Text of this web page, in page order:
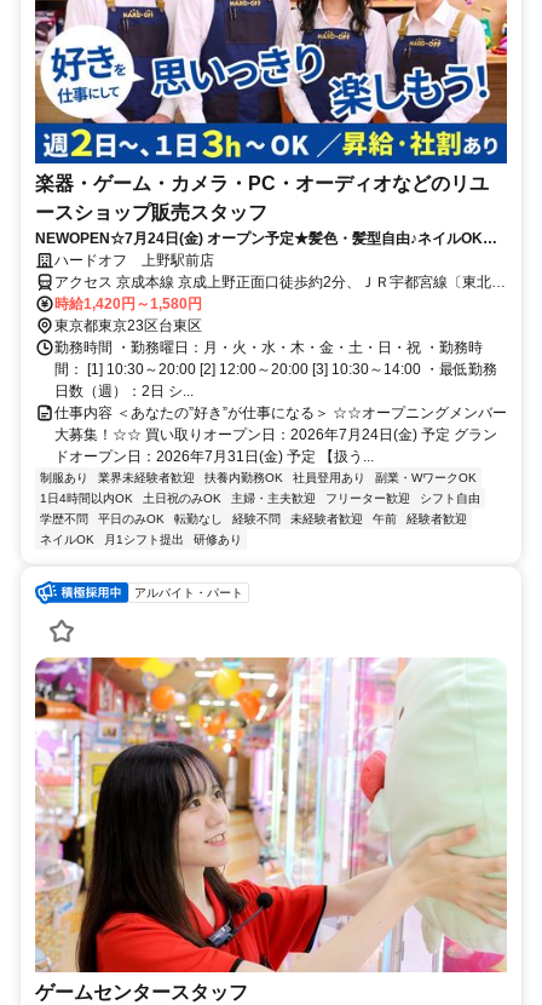
楽器・ゲーム・カメラ・PC・オーディオなどのリユ
ースショップ販売スタッフ
NEWOPEN☆7月24日(金) オープン予定★髪色・髪型自由♪ネイルOK★
未経験OK！週2日～/短時間・扶養内OK◎＜家事育児とも両立しやすい♪
柔軟シフト＞フリーター・主婦（主夫）歓迎！気に入った商品は社割で
お得にGETできる♪
ハードオフ 上野駅前店
アクセス 京成本線 京成上野正面口徒歩約2分、ＪＲ宇都宮線〔東北本
線〕・ＪＲ上野東京ライン/ＪＲ高崎線 上野不忍口徒歩約2分、ＪＲ常
磐線 上野不忍口徒歩約2分 上野駅より徒歩5分、上野御徒町駅より徒
歩2分
時給1,420円～1,580円
東京都東京23区台東区
勤務時間 ・勤務曜日：月・火・水・木・金・土・日・祝 ・勤務時
間： [1] 10:30～20:00 [2] 12:00～20:00 [3] 10:30～14:00 ・最低勤務
日数（週）：2日 シ...
仕事内容 ＜あなたの”好き”が仕事になる＞ ☆☆オープニングメンバー
大募集！☆☆ 買い取りオープン日：2026年7月24日(金) 予定 グラン
ドオープン日：2026年7月31日(金) 予定 【扱う...
制服あり 業界未経験者歓迎 扶養内勤務OK 社員登用あり
副業・WワークOK
1日4時間以内OK
土日祝のみOK 主婦・主夫歓迎 フリーター歓迎
シフト自由
学歴不問
平日のみOK 転勤なし 経験不問 未経験者歓迎 午前
経験者歓迎
ネイルOK
月1シフト提出 研修あり
アルバイト・パート
ゲームセンタースタッフ